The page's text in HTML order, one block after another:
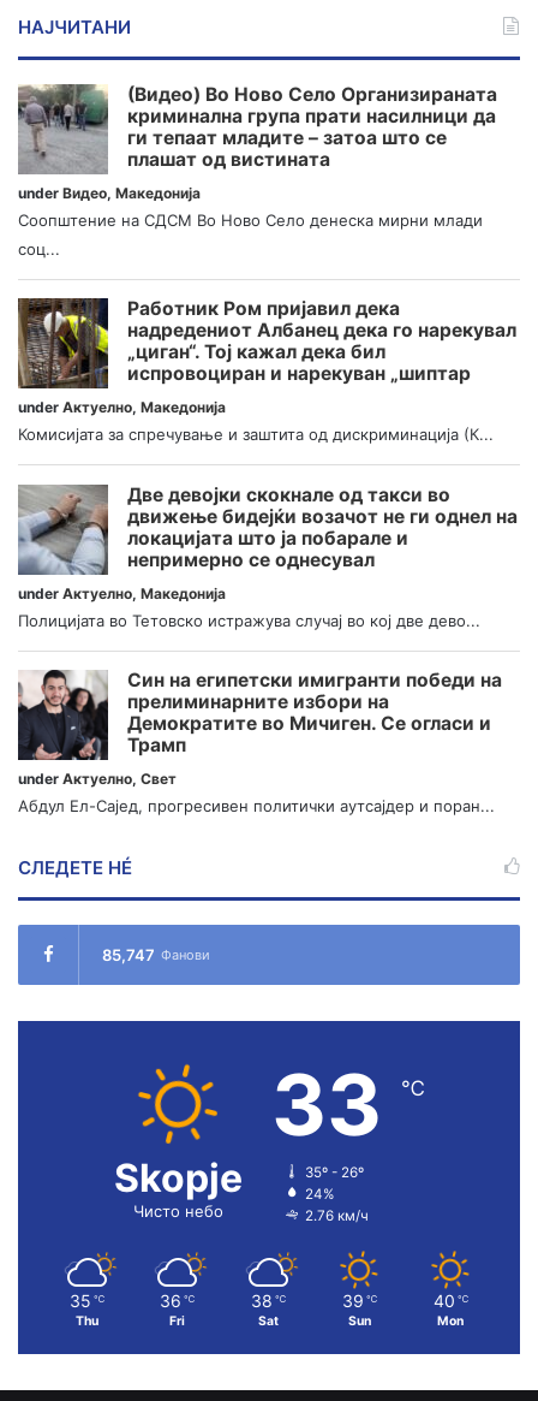
НАЈЧИТАНИ
(Видео) Во Ново Село Организираната
криминална група прати насилници да
ги тепаат младите – затоа што се
плашат од вистината
under Видео, Македонија
Соопштение на СДСМ Во Ново Село денеска мирни млади
соц...
Работник Ром пријавил дека
надредениот Албанец дека го нарекувал
„циган“. Тој кажал дека бил
испровоциран и нарекуван „шиптар
under Актуелно, Македонија
Комисијата за спречување и заштита од дискриминација (К...
Две девојки скокнале од такси во
движење бидејќи возачот не ги однел на
локацијата што ја побарале и
непримерно се однесувал
under Актуелно, Македонија
Полицијата во Тетовско истражува случај во кој две дево...
Син на египетски имигранти победи на
прелиминарните избори на
Демократите во Мичиген. Се огласи и
Трамп
under Актуелно, Свет
Абдул Ел-Сајед, прогресивен политички аутсајдер и поран...
СЛЕДЕТЕ НÉ
85,747 Фанови
Skopje
Чисто небо
33 ℃
35º - 26º
24%
2.76 км/ч
35 ℃
Thu
36 ℃
Fri
38 ℃
Sat
39 ℃
Sun
40 ℃
Mon